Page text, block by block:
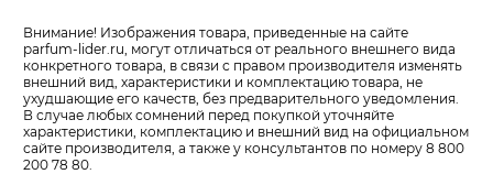
Внимание! Изображения товара, приведенные на сайте
parfum-lider.ru, могут отличаться от реального внешнего вида
конкретного товара, в связи с правом производителя изменять
внешний вид, характеристики и комплектацию товара, не
ухудшающие его качеств, без предварительного уведомления.
В случае любых сомнений перед покупкой уточняйте
характеристики, комплектацию и внешний вид на официальном
сайте производителя, а также у консультантов по номеру 8 800
200 78 80.